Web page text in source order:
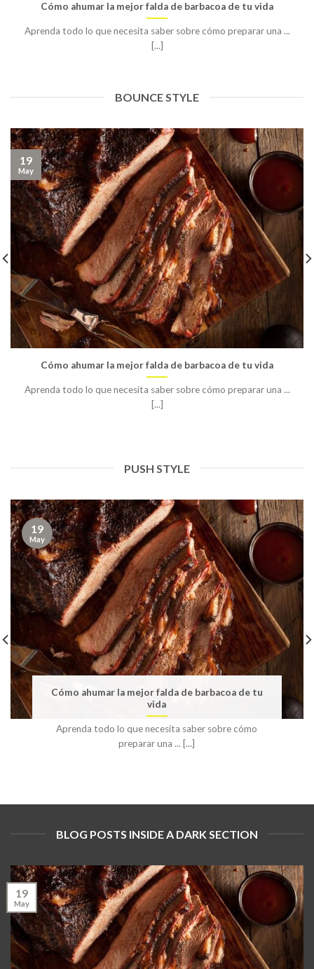
Cómo ahumar la mejor falda de barbacoa de tu vida
Aprenda todo lo que necesita saber sobre cómo preparar una ...
[...]
BOUNCE STYLE
Cómo ahumar la mejor falda de barbacoa de tu vida
Aprenda todo lo que necesita saber sobre cómo preparar una ...
[...]
19
May
PUSH STYLE
Cómo ahumar la mejor falda de barbacoa de tu
vida
Aprenda todo lo que necesita saber sobre cómo
preparar una ... [...]
19
May
BLOG POSTS INSIDE A DARK SECTION
19
May